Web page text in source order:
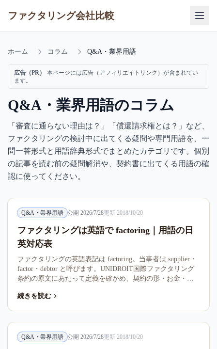
ファクタリング会社比較
ホーム コラム Q&A・業界用語
広告（PR）
本ページには広告（アフィリエイトリンク）が含まれてい
ます。
Q&A・業界用語のコラム
「審査に通らない理由は？」「償還請求権とは？」など、
ファクタリングの検討中に出てくる疑問や専門用語を、一
問一答形式と用語辞典形式でまとめたカテゴリです。個別
の記事を読む前の疑問解消や、契約書に出てくる用語の確
認に使ってください。
Q&A・業界用語 公開 2026/7/28更新 2018/10/20
ファクタリングは英語で factoring｜用語の日
英対応表
ファクタリングの英語表記は factoring。当事者は supplier・
factor・debtor と呼びます。UNIDROIT国際ファクタリング
条約の原文にあたって定義を確かめ、契約の形・お金・書
対一で置き換えられない語まで整理しました。
続きを読む
Q&A・業界用語 公開 2026/7/28更新 2018/10/20